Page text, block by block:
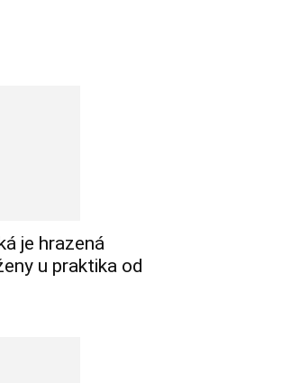
je hrazená
u praktika od